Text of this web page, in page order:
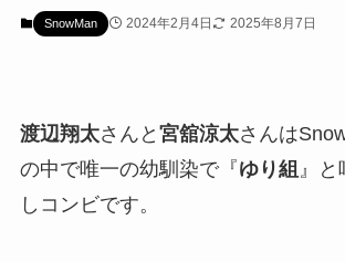
SnowMan 2024年2月4日 2025年8月7日
渡辺翔太さんと 宮舘涼太さんは
の中で唯一の幼馴染で『ゆり組 』
しコンビです。